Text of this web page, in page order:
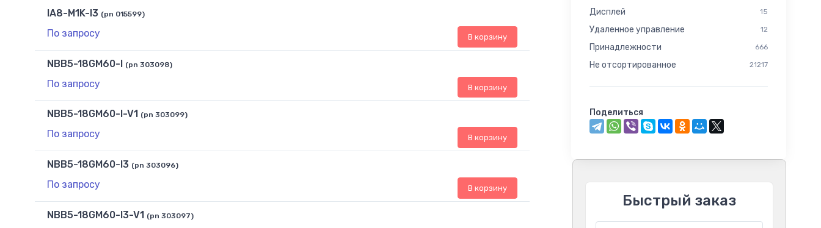
IA8-M1K-I3 (pn 015599)
По запросу В корзину
NBB5-18GM60-I (pn 303098)
По запросу В корзину
NBB5-18GM60-I-V1 (pn 303099)
По запросу В корзину
NBB5-18GM60-I3 (pn 303096)
По запросу В корзину
NBB5-18GM60-I3-V1 (pn 303097)
Дисплей 15
Удаленное управление 12
Принадлежности 666
Не отсортированное 21217
Поделиться
Быстрый заказ